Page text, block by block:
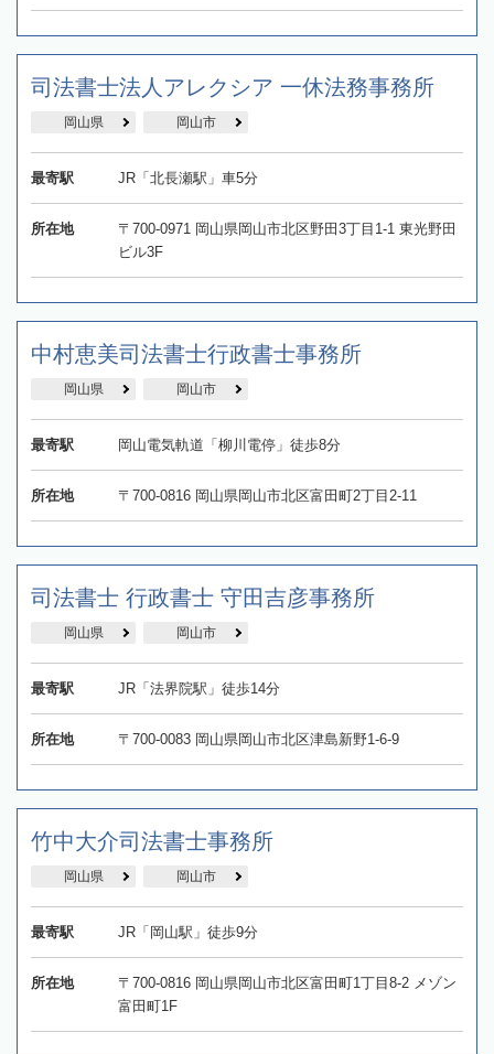
司法書士法人アレクシア 一休法務事務所
岡山県 岡山市
最寄駅 JR「北長瀬駅」車5分
所在地
〒700-0971 岡山県岡山市北区野田3丁目1-1 東光野田
ビル3F
中村恵美司法書士行政書士事務所
岡山県 岡山市
最寄駅 岡山電気軌道「柳川電停」徒歩8分
所在地 〒700-0816 岡山県岡山市北区富田町2丁目2-11
司法書士 行政書士 守田吉彦事務所
岡山県 岡山市
最寄駅 JR「法界院駅」徒歩14分
所在地 〒700-0083 岡山県岡山市北区津島新野1-6-9
竹中大介司法書士事務所
岡山県 岡山市
最寄駅 JR「岡山駅」徒歩9分
所在地
〒700-0816 岡山県岡山市北区富田町1丁目8-2 メゾン
富田町1F